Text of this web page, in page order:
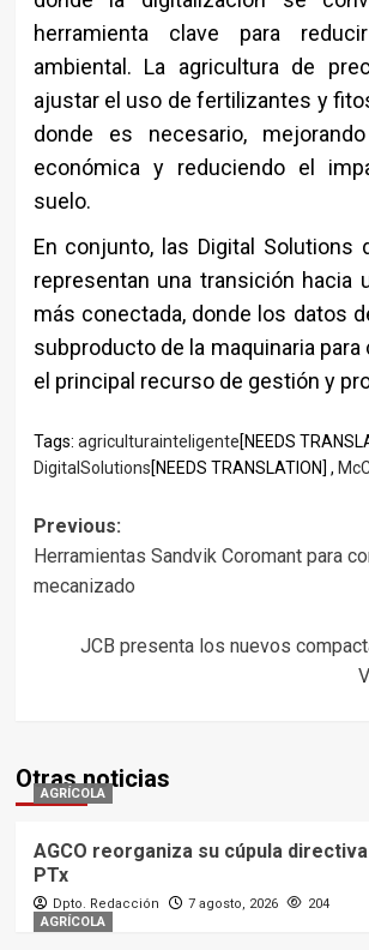
herramienta clave para
ambiental. La agricultura de
ajustar el uso de fertilizantes y
donde es necesario,
económica y reduciendo el
suelo.
En conjunto, las Digital Solutions
representan una transición hacia
más conectada, donde los datos
subproducto de la maquinaria
el principal recurso de gestión y
Tags: agriculturainteligente[NEEDS
DigitalSolutions[NEEDS TRANSLATION] ,
Post
navigation
Previous:
Herramientas Sandvik Coromant para
mecanizado
JCB presenta los nuevos
Otras noticias
AGRÍCOLA
AGCO reorganiza su cúpula
PTx
Dpto. Redacción 7 agosto, 2026
204
AGRÍCOLA